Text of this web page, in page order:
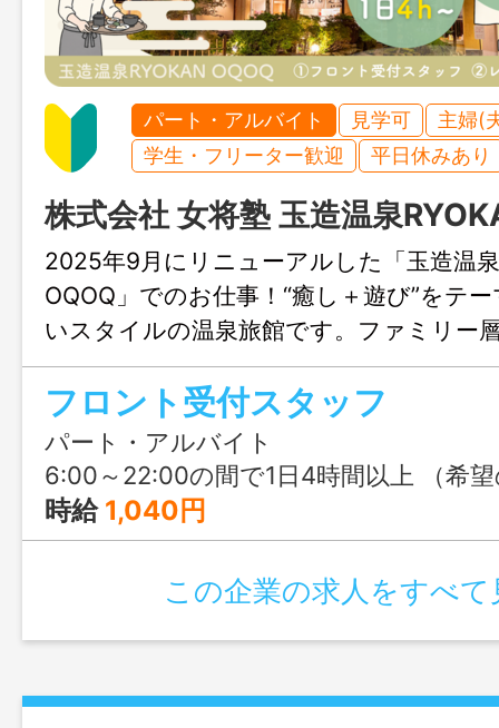
パート・アルバイト 見学可
主婦(
学生・フリーター歓迎
平日休みあり
株式会社 女将塾 玉造温泉
2025年9月にリニューアルした「玉造温
OQOQ」でのお仕事！“癒し＋遊び”をテ
いスタイルの温泉旅館です。ファミリー
のお客様が訪れており、明るくにぎやか
働けます◎即日勤務も可能なので、「す
う方にもピッタリです！
フロント受付スタッフ
パート・アルバイト
6:00～22:00の間で1日4時間以上 （希望の時間帯で相談OK／例：
時給 1,040円
この企業の求人をすべて